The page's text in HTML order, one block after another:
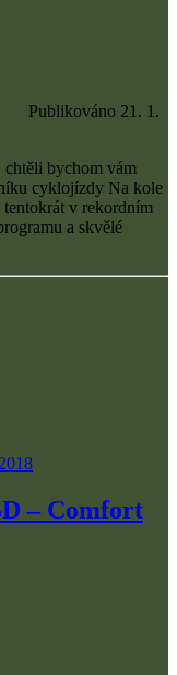
Publikováno 21. 1.
bychom vám
cyklojízdy Na kole
v rekordním
a skvělé
– Comfort